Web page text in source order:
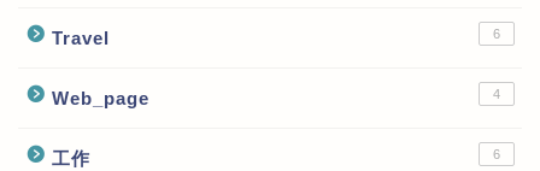
Travel 6
Web_page 4
工作 6